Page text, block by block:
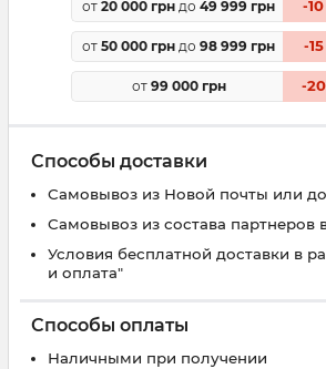
от 20 000 грн до 49 999 грн -10
от 50 000 грн до 98 999 грн -15
от 99 000 грн -20
Способы доставки
Самовывоз из Новой почты или
Самовывоз из состава партнеров
Условия бесплатной доставки в
и оплата"
Способы оплаты
Наличными при получении